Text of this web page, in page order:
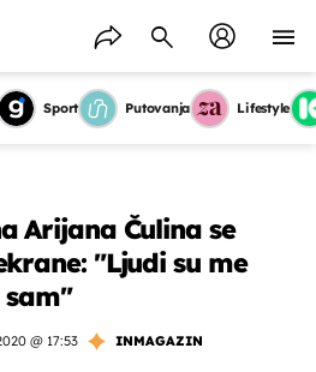
Sport Putovanja Lifestyle
Arijana Čulina se
"Ljudi su me
sam"
@ 17:53
INMAGAZIN